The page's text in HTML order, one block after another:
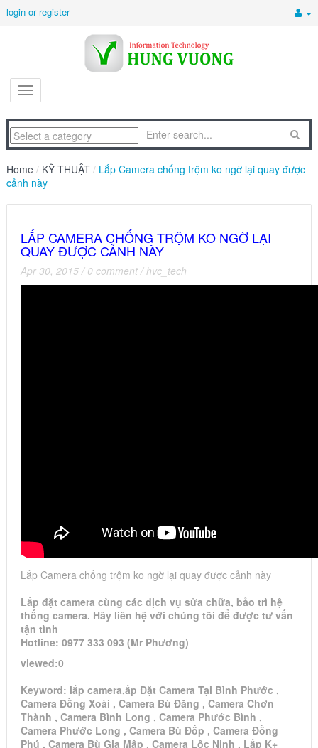
login or register
Home / KỸ THUẬT / Lắp Camera chống trộm ko ngờ lại quay được
cảnh này
LẮP CAMERA CHỐNG TRỘM KO NGỜ LẠI
QUAY ĐƯỢC CẢNH NÀY
Apr 30, 2015 / 0 comment /hvc_tech
Lắp Camera chống trộm ko ngờ lại quay được cảnh này
Lắp đặt camera cùng các dịch vụ sửa chữa, bảo trì hệ
thống camera. Hãy liên hệ với chúng tôi để được tư vấn
tận tình
Hotline: 0977 333 093 (Mr Phương)
viewed:0
Keyword: lắp camera,ắp Đặt Camera Tại Bình Phước ,
Camera Đồng Xoài , Camera Bù Đăng , Camera Chơn
Thành , Camera Bình Long , Camera Phước Bình ,
Camera Phước Long , Camera Bù Đốp , Camera Đồng
Phú , Camera Bù Gia Mập , Camera Lộc Ninh , Lắp K+